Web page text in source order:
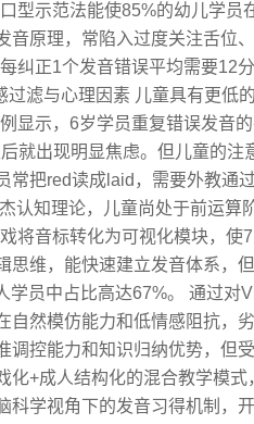
型示范法能使85%的幼儿学员
音原理，常陷入过度关注舌位
纠正1个发音错误平均需要12
滤与心理因素 儿童具有更低
显示，6岁学员重复错误发音
就出现明显焦虑。但儿童的注
常把red读成laid，需要外教通
认知理论，儿童尚处于前运算
将音标转化为可视化模块，使
维，能快速建立发音体系，
学员中占比高达67%。 通过对
自然模仿能力和低情感阻抗，
调控能力和知识归纳优势，但
化+成人结构化的混合教学模
科学视角下的发音习得机制，